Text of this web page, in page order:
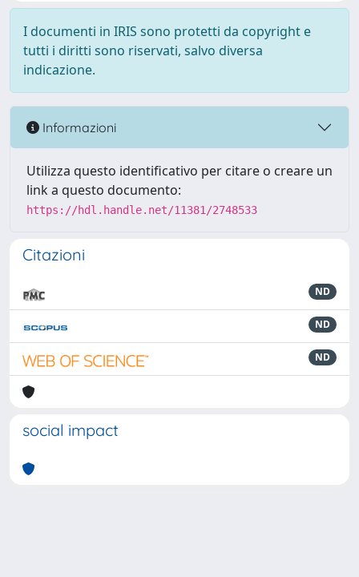
I documenti in IRIS sono protetti da copyright e
tutti i diritti sono riservati, salvo diversa
indicazione.
Informazioni
Utilizza questo identificativo per citare o creare un
link a questo documento:
https://hdl.handle.net/11381/2748533
Citazioni
ND
ND
ND
social impact